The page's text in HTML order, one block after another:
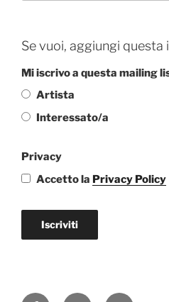
Se vuoi, aggiungi questa
Mi iscrivo a questa mailing
Artista
Interessato/a
Privacy
Accetto la Privacy Policy
Iscriviti